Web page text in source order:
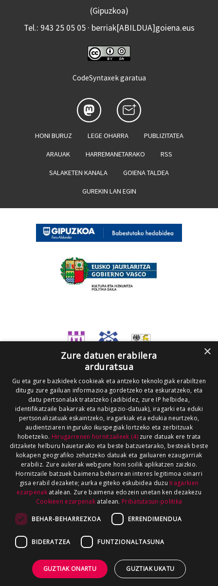
(Gipuzkoa)
Tel.: 943 25 05 05 · berriak[ABILDUA]goiena.eus
CodeSyntaxek garatua
HONI BURUZ LEGE OHARRA PUBLIZITATEA
ARAUAK HARREMANETARAKO RSS
SALAKETEN KANALA GOIENA TALDEA
GUREKIN LAN EGIN
×
Zure datuen erabilera
arduratsua
Gu eta gure bazkideek cookieak eta antzeko teknologiak erabiltzen
ditugu zure gailuan informazioa gordetzeko eta eskuratzeko, eta
datu pertsonalak tratatzeko (adibidez, zure IP helbidea,
identifikatzaile bakarrak eta nabigazio-datuak), iragarki eta eduki
pertsonalizatuak eskaintzeko, iragarkiak eta edukia neurtzeko,
audientziaren inguruko ikuspegiak lortzeko eta zerbitzuak
hobetzeko. Hirugarrenen hornitzaileek (4)zure datuak ere trata
ditzakete helburu hauetarako eta beste batzuetarako, besteak beste
kokapen geografiko zehatzeko datuak eta gailuaren ezaugarriak
erabiliz. Zure aukerak webgune honi soilik aplikatzen zaizkio.
Hornitzaile batzuek baimena beharrean interes legitimoa oinarri
gisa erabil dezakete; aurka egiteko eskubidea duzu Iragarkien
ezarpenakatalean. Zure baimena edozein unetan ken dezakezu
Cookieen ezarpenak atalean. Pribatutasun-politika
BEHAR-BEHARREZKOA ERRENDIMENDUA
BIDERATZEA FUNTZIONALTASUNA
GUZTIAK ONARTU GUZTIAK UKATU